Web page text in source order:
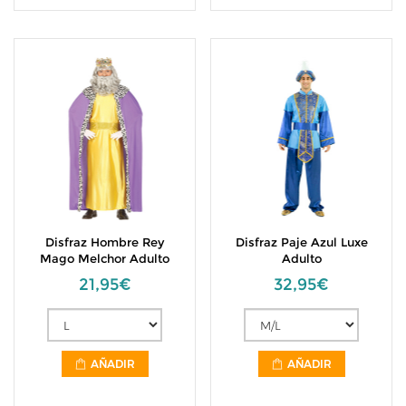
Disfraz Hombre Rey
Mago Melchor Adulto
21,95€
AÑADIR
Disfraz Paje Azul Luxe
Adulto
32,95€
AÑADIR